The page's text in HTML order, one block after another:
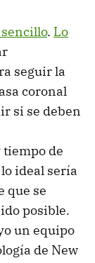
. Lo
seguir la
coronal
si se deben
de
ideal sería
que se
posible.
un equipo
de New